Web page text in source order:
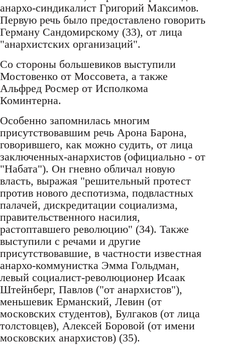
анархо-синдикалист Григорий Максимов.
Первую речь было предоставлено говорить
Герману Сандомирскому (33), от лица
"анархистских организаций".
Со стороны большевиков выступили
Мостовенко от Моссовета, а также
Альфред Росмер от Исполкома
Коминтерна.
Особенно запомнилась многим
присутствовавшим речь Арона Барона,
говорившего, как можно судить, от лица
заключенных-анархистов (официально - от
"Набата"). Он гневно обличал новую
власть, выражая "решительный протест
против нового деспотизма, подвластных
палачей, дискредитации социализма,
правительственного насилия,
растоптавшего революцию" (34). Также
выступили с речами и другие
присутствовавшие, в частности известная
анархо-коммунистка Эмма Гольдман,
левый социалист-революционер Исаак
Штейнберг, Павлов ("от анархистов"),
меньшевик Ерманский, Левин (от
московских студентов), Булгаков (от лица
толстовцев), Алексей Боровой (от имени
московских анархистов) (35).